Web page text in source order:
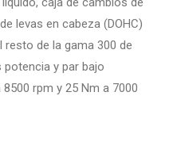
levas en cabeza (DOHC)
resto de la gama 300 de
y par bajo
rpm y 25 Nm a 7000